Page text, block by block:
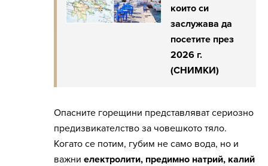
които си
заслужава да
посетите през
2026 г.
(СНИМКИ)
Опасните горещини представляват сериозно
предизвикателство за човешкото тяло.
Когато се потим, губим не само вода, но и
важни електролити, предимно натрий, калий